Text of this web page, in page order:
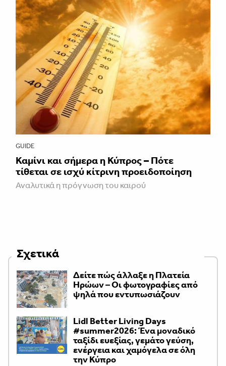
GUIDE
Καμίνι και σήμερα η Κύπρος – Πότε
τίθεται σε ισχύ κίτρινη προειδοποίηση
Αναλυτικά η πρόγνωση του καιρού
Σχετικά
Δείτε πώς άλλαξε η Πλατεία
Ηρώων – Οι φωτογραφίες από
ψηλά που εντυπωσιάζουν
Lidl Better Living Days
#summer2026: Ένα μοναδικό
ταξίδι ευεξίας, γεμάτο γεύση,
ενέργεια και χαμόγελα σε όλη
την Κύπρο